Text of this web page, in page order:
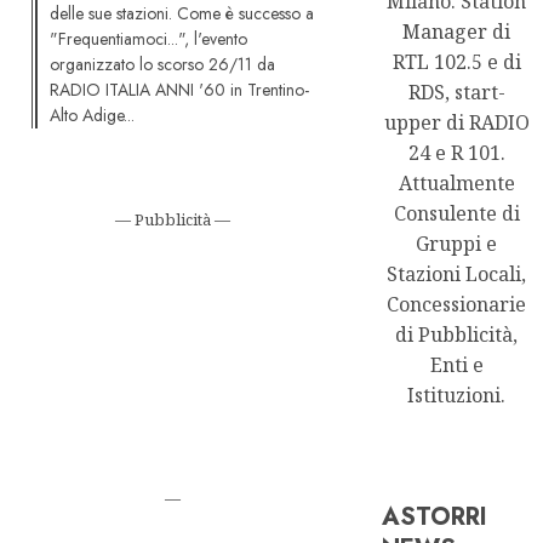
delle sue stazioni. Come è successo a
"Frequentiamoci...", l'evento
organizzato lo scorso 26/11 da
RADIO ITALIA ANNI '60 in Trentino-
Alto Adige...
— Pubblicità —
—
Manager di
RTL 102.5 e di
RDS, start-
upper di RADIO
24 e R 101.
Attualmente
Consulente di
Gruppi e
Stazioni Locali,
Concessionarie
di Pubblicità,
Enti e
Istituzioni.
ASTORRI